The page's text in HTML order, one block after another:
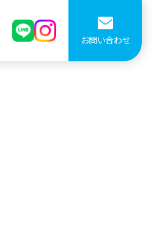
お問い合わせ